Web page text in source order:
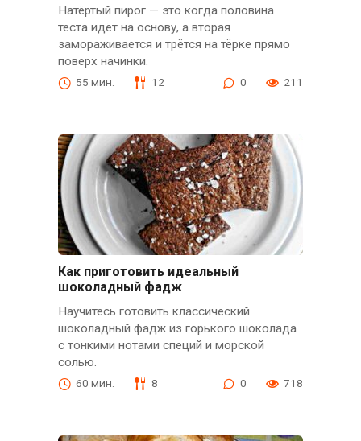
Натёртый пирог — это когда половина
теста идёт на основу, а вторая
замораживается и трётся на тёрке прямо
поверх начинки.
55 мин. 12 0 211
Как приготовить идеальный
шоколадный фадж
Научитесь готовить классический
шоколадный фадж из горького шоколада
с тонкими нотами специй и морской
солью.
60 мин. 8 0 718